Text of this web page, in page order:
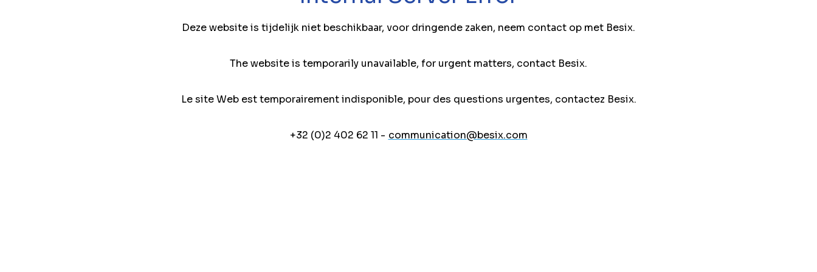
Deze website is tijdelijk niet beschikbaar, voor dringende zaken, neem contact op met Besix.
The website is temporarily unavailable, for urgent matters, contact Besix.
Le site Web est temporairement indisponible, pour des questions urgentes, contactez Besix.
+32 (0)2 402 62 11 - communication@besix.com